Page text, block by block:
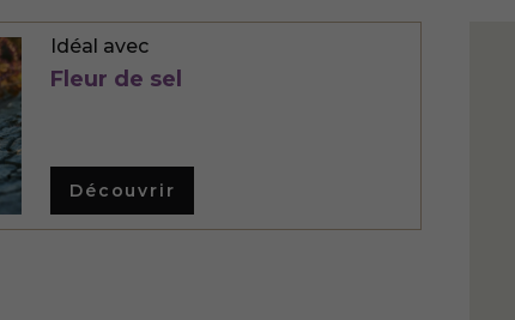
Idéal avec
Fleur de sel
Découvrir